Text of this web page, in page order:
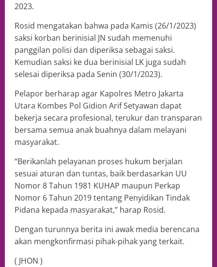
2023.
Rosid mengatakan bahwa pada Kamis (26/1/2023)
saksi korban berinisial JN sudah memenuhi
panggilan polisi dan diperiksa sebagai saksi.
Kemudian saksi ke dua berinisial LK juga sudah
selesai diperiksa pada Senin (30/1/2023).
Pelapor berharap agar Kapolres Metro Jakarta
Utara Kombes Pol Gidion Arif Setyawan dapat
bekerja secara profesional, terukur dan transparan
bersama semua anak buahnya dalam melayani
masyarakat.
“Berikanlah pelayanan proses hukum berjalan
sesuai aturan dan tuntas, baik berdasarkan UU
Nomor 8 Tahun 1981 KUHAP maupun Perkap
Nomor 6 Tahun 2019 tentang Penyidikan Tindak
Pidana kepada masyarakat,” harap Rosid.
Dengan turunnya berita ini awak media berencana
akan mengkonfirmasi pihak-pihak yang terkait.
( JHON )